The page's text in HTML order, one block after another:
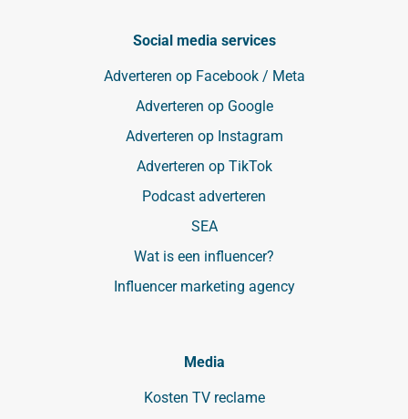
Social media services
Adverteren op Facebook / Meta
Adverteren op Google
Adverteren op Instagram
Adverteren op TikTok
Podcast adverteren
SEA
Wat is een influencer?
Influencer marketing agency
Media
Kosten TV reclame